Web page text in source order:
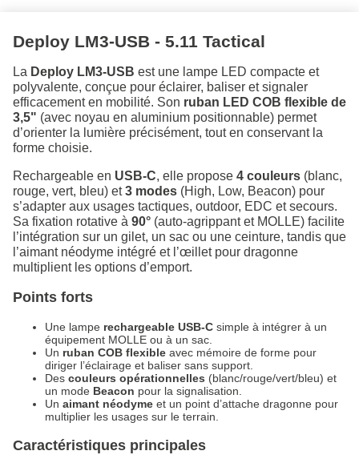
Deploy LM3-USB - 5.11 Tactical
La Deploy LM3-USB est une lampe LED compacte et
polyvalente, conçue pour éclairer, baliser et signaler
efficacement en mobilité. Son ruban LED COB flexible de
3,5" (avec noyau en aluminium positionnable) permet
d’orienter la lumière précisément, tout en conservant la
forme choisie.
Rechargeable en USB-C, elle propose 4 couleurs (blanc,
rouge, vert, bleu) et3 modes (High, Low, Beacon) pour
s’adapter aux usages tactiques, outdoor, EDC et secours.
Sa fixation rotative à 90° (auto-agrippant et MOLLE) facilite
l’intégration sur un gilet, un sac ou une ceinture, tandis que
l’aimant néodyme intégré et l’œillet pour dragonne
multiplient les options d’emport.
Points forts
Une lampe rechargeable USB-C simple à intégrer à un
équipement MOLLE ou à un sac.
Un ruban COB flexible avec mémoire de forme pour
diriger l’éclairage et baliser sans support.
Des couleurs opérationnelles (blanc/rouge/vert/bleu) et
un mode Beacon pour la signalisation.
Un aimant néodyme et un point d’attache dragonne pour
multiplier les usages sur le terrain.
Caractéristiques principales